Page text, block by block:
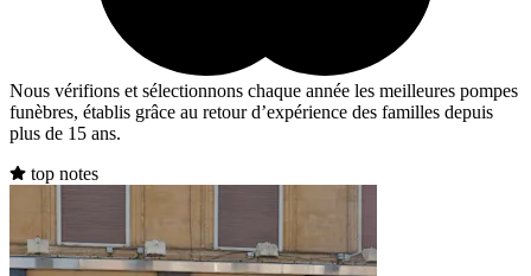
Nous vérifions et sélectionnons chaque année les meilleures pompes
funèbres, établis grâce au retour d’expérience des familles depuis
plus de 15 ans.
top notes